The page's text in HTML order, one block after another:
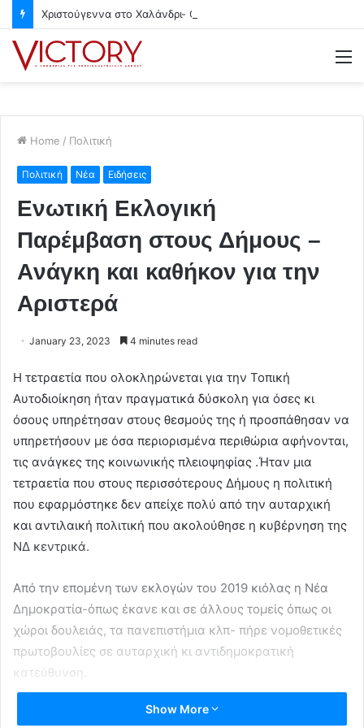
Home / Πολιτική
Πολιτική Νέα Ειδήσεις
Ενωτική Εκλογική
Παρέμβαση στους Δήμους –
Aνάγκη και καθήκον για την
Αριστερά
January 23, 2023 4 minutes read
Η τετραετία που ολοκληρώνεται για την Τοπική
Αυτοδιοίκηση ήταν πραγματικά δύσκολη για όσες κι
όσους υπηρέτησαν στους θεσμούς της ή προσπάθησαν να
υπηρετήσουν με όσα περιορισμένα περιθώρια αφήνονται,
τις ανάγκες της κοινωνικής πλειοψηφίας .Ήταν μια
τετραετία που στους περισσότερους Δήμους η πολιτική
που εφαρμόστηκε δεν απείχε πολύ από την αυταρχική
και αντιλαική πολιτική που ακολούθησε η κυβέρνηση της
ΝΔ κεντρικά.
Από την επομένη των εκλογών του 2019 κιόλας η Νέα
Δημοκρατία-όπως έκανε και σε άλλους τομείς όπως οι
χώροι δουλειάς, τα πανεπιστήμια κλπ- πήρε νομοθετικές
πρωτοβουλίες σε αυταρχική κι αντιδημοκρατική
κατεύθυνση.
Ο νόμος Θεοδωρικάκου μπορεί να κρίθηκε από το ΣτΕ
Show More